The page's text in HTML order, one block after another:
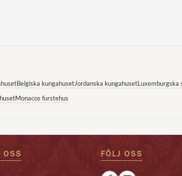
Belgiska kungahusetJordanska kungahusetLuxemburgska
Monacos furstehus
OSS FÖLJ OSS